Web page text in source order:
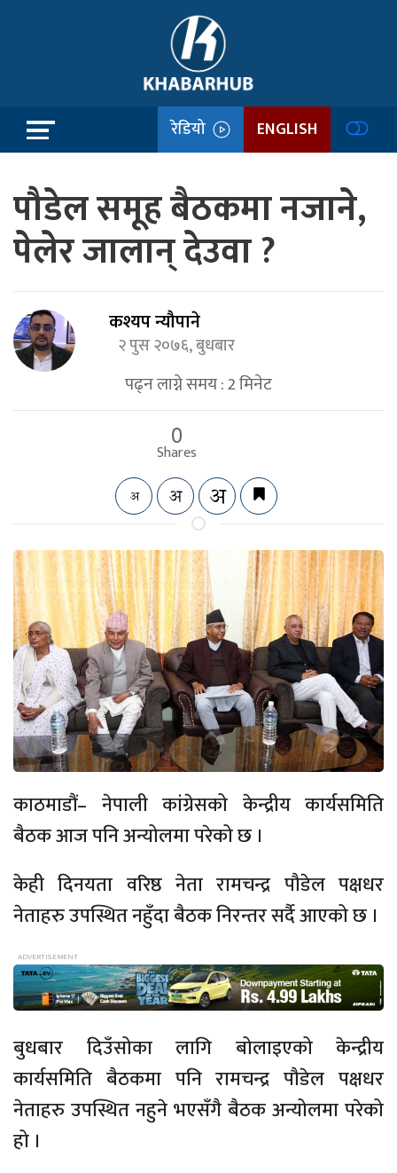
रेडियो ENGLISH
पौडेल समूह बैठकमा नजाने,
पेलेर जालान् देउवा ?
कश्यप न्यौपाने
२ पुस २०७६, बुधबार
पढ्न लाग्ने समय :2मिनेट
0
Shares
काठमाडौं– नेपाली कांग्रेसको केन्द्रीय कार्यसमिति
बैठक आज पनि अन्योलमा परेको छ ।
केही दिनयता वरिष्ठ नेता रामचन्द्र पौडेल पक्षधर
नेताहरु उपस्थित नहुँदा बैठक निरन्तर सर्दै आएको छ ।
बुधबार दिउँसोका लागि बोलाइएको केन्द्रीय
कार्यसमिति बैठकमा पनि रामचन्द्र पौडेल पक्षधर
नेताहरु उपस्थित नहुने भएसँगै बैठक अन्योलमा परेको
हो ।